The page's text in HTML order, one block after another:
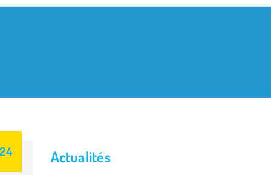
La classe de Béatrice
Actualités